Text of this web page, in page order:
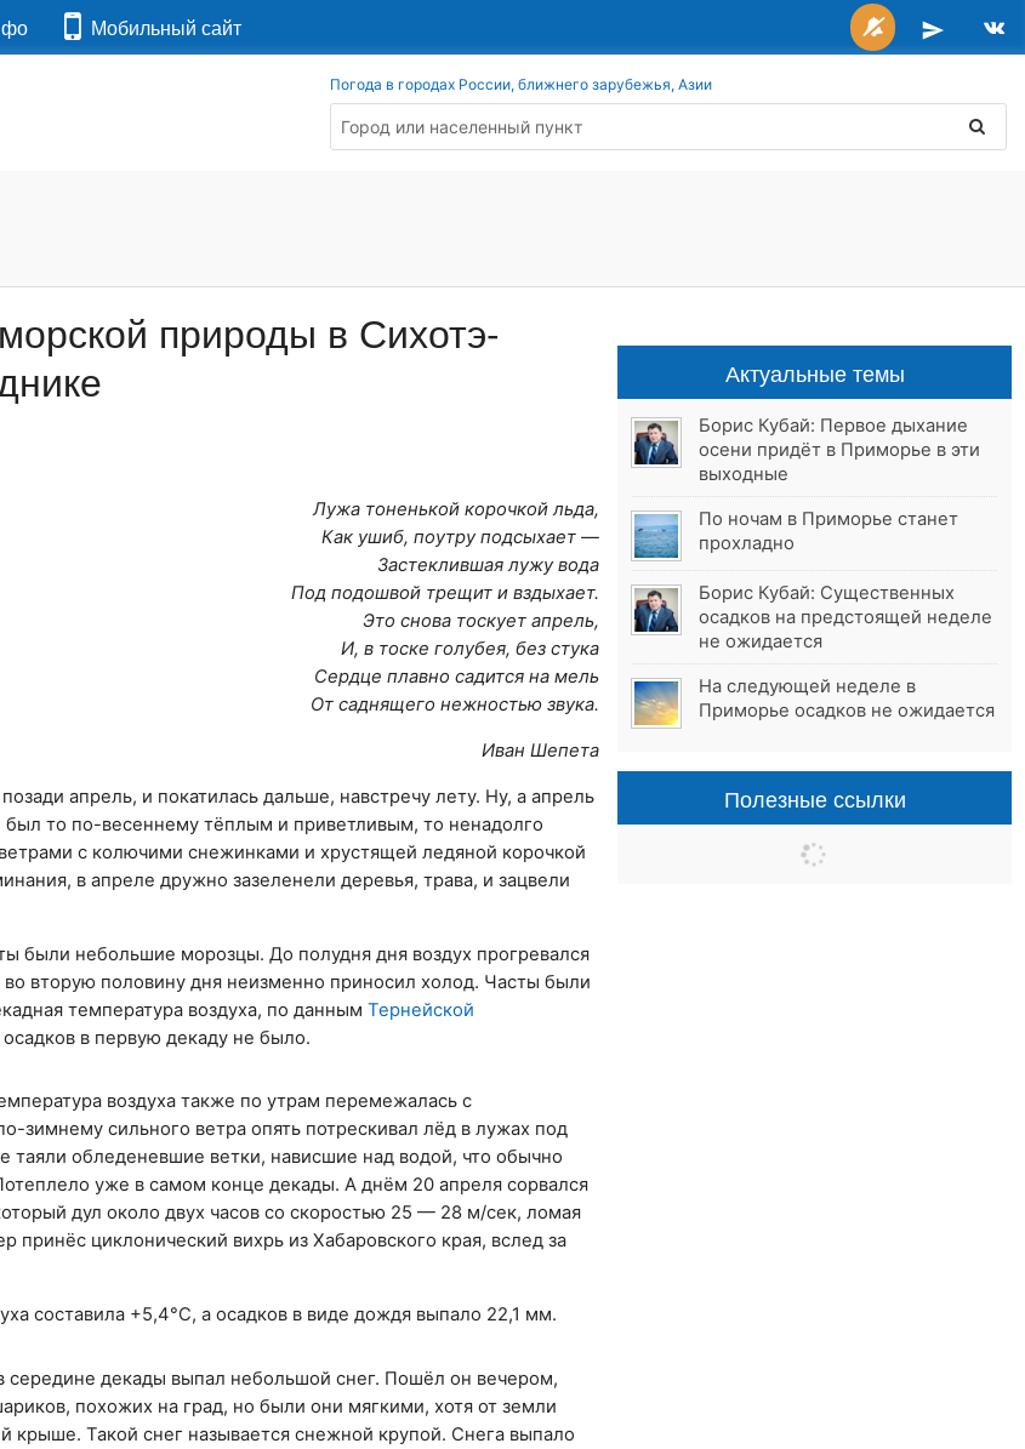
Мобильный сайт
Погода в городах России, ближнего зарубежья, Азии
природы в Сихотэ-
Лужа тоненькой корочкой льда,
Как ушиб, поутру подсыхает —
Застеклившая лужу вода
Под подошвой трещит и вздыхает.
Это снова тоcкует апрель,
И, в тоске голубея, без стука
Сердце плавно садится на мель
От саднящего нежностью звука.
Иван Шепета
апрель, и покатилась дальше, навстречу лету. Ну, а апрель
был то по-весеннему тёплым и приветливым, то ненадолго
с колючими снежинками и хрустящей ледяной корочкой
в апреле дружно зазеленели деревья, трава, и зацвели
были небольшие морозцы. До полудня дня воздух прогревался
вторую половину дня неизменно приносил холод. Часты были
температура воздуха, по данным Тернейской
в первую декаду не было.
воздуха также по утрам перемежалась с
зимнему сильного ветра опять потрескивал лёд в лужах под
таяли обледеневшие ветки, нависшие над водой, что обычно
уже в самом конце декады. А днём 20 апреля сорвался
дул около двух часов со скоростью 25 — 28 м/сек, ломая
принёс циклонический вихрь из Хабаровского края, вслед за
составила +5,4°С, а осадков в виде дождя выпало 22,1 мм.
середине декады выпал небольшой снег. Пошёл он вечером,
похожих на град, но были они мягкими, хотя от земли
крыше. Такой снег называется снежной крупой. Снега выпало
Актуальные темы
Борис Кубай: Первое дыхание
осени придёт в Приморье в эти
выходные
По ночам в Приморье станет
прохладно
Борис Кубай: Существенных
осадков на предстоящей неделе
не ожидается
На следующей неделе в
Приморье осадков не ожидается
Полезные ссылки